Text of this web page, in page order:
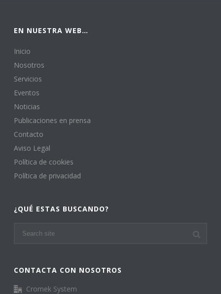
EN NUESTRA WEB…
Inicio
Nosotros
Servicios
Eventos
Noticias
Publicaciones en prensa
Contacto
Aviso Legal
Política de cookies
Política de privacidad
¿QUÉ ESTAS BUSCANDO?
CONTACTA CON NOSOTROS
Cromek System